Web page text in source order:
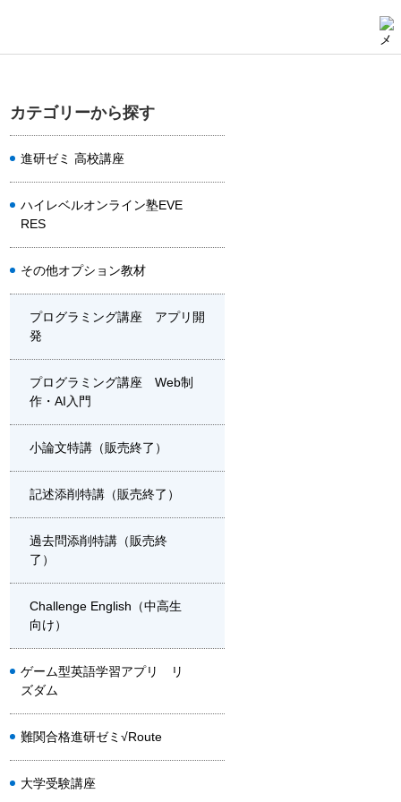
カテゴリーから探す
進研ゼミ 高校講座
ハイレベルオンライン塾EVE
RES
その他オプション教材
プログラミング講座 アプリ開
発
プログラミング講座 Web制
作・AI入門
小論文特講（販売終了）
記述添削特講（販売終了）
過去問添削特講（販売終
了）
Challenge English（中高生
向け）
ゲーム型英語学習アプリ リ
ズダム
難関合格進研ゼミ√Route
大学受験講座